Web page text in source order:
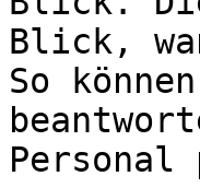
Blick,
So
Personal